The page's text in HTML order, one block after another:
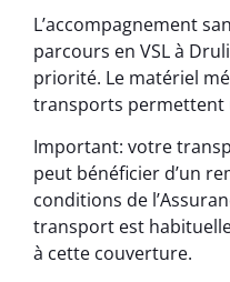
L’accompagnement
parcours en VSL à
priorité. Le matériel
transports permettent
Important: votre
peut bénéficier d’un
conditions de
transport est
à cette couverture.